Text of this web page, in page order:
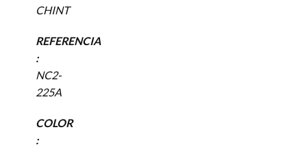
CHINT
REFERENCIA
:
NC2-
225A
COLOR
: